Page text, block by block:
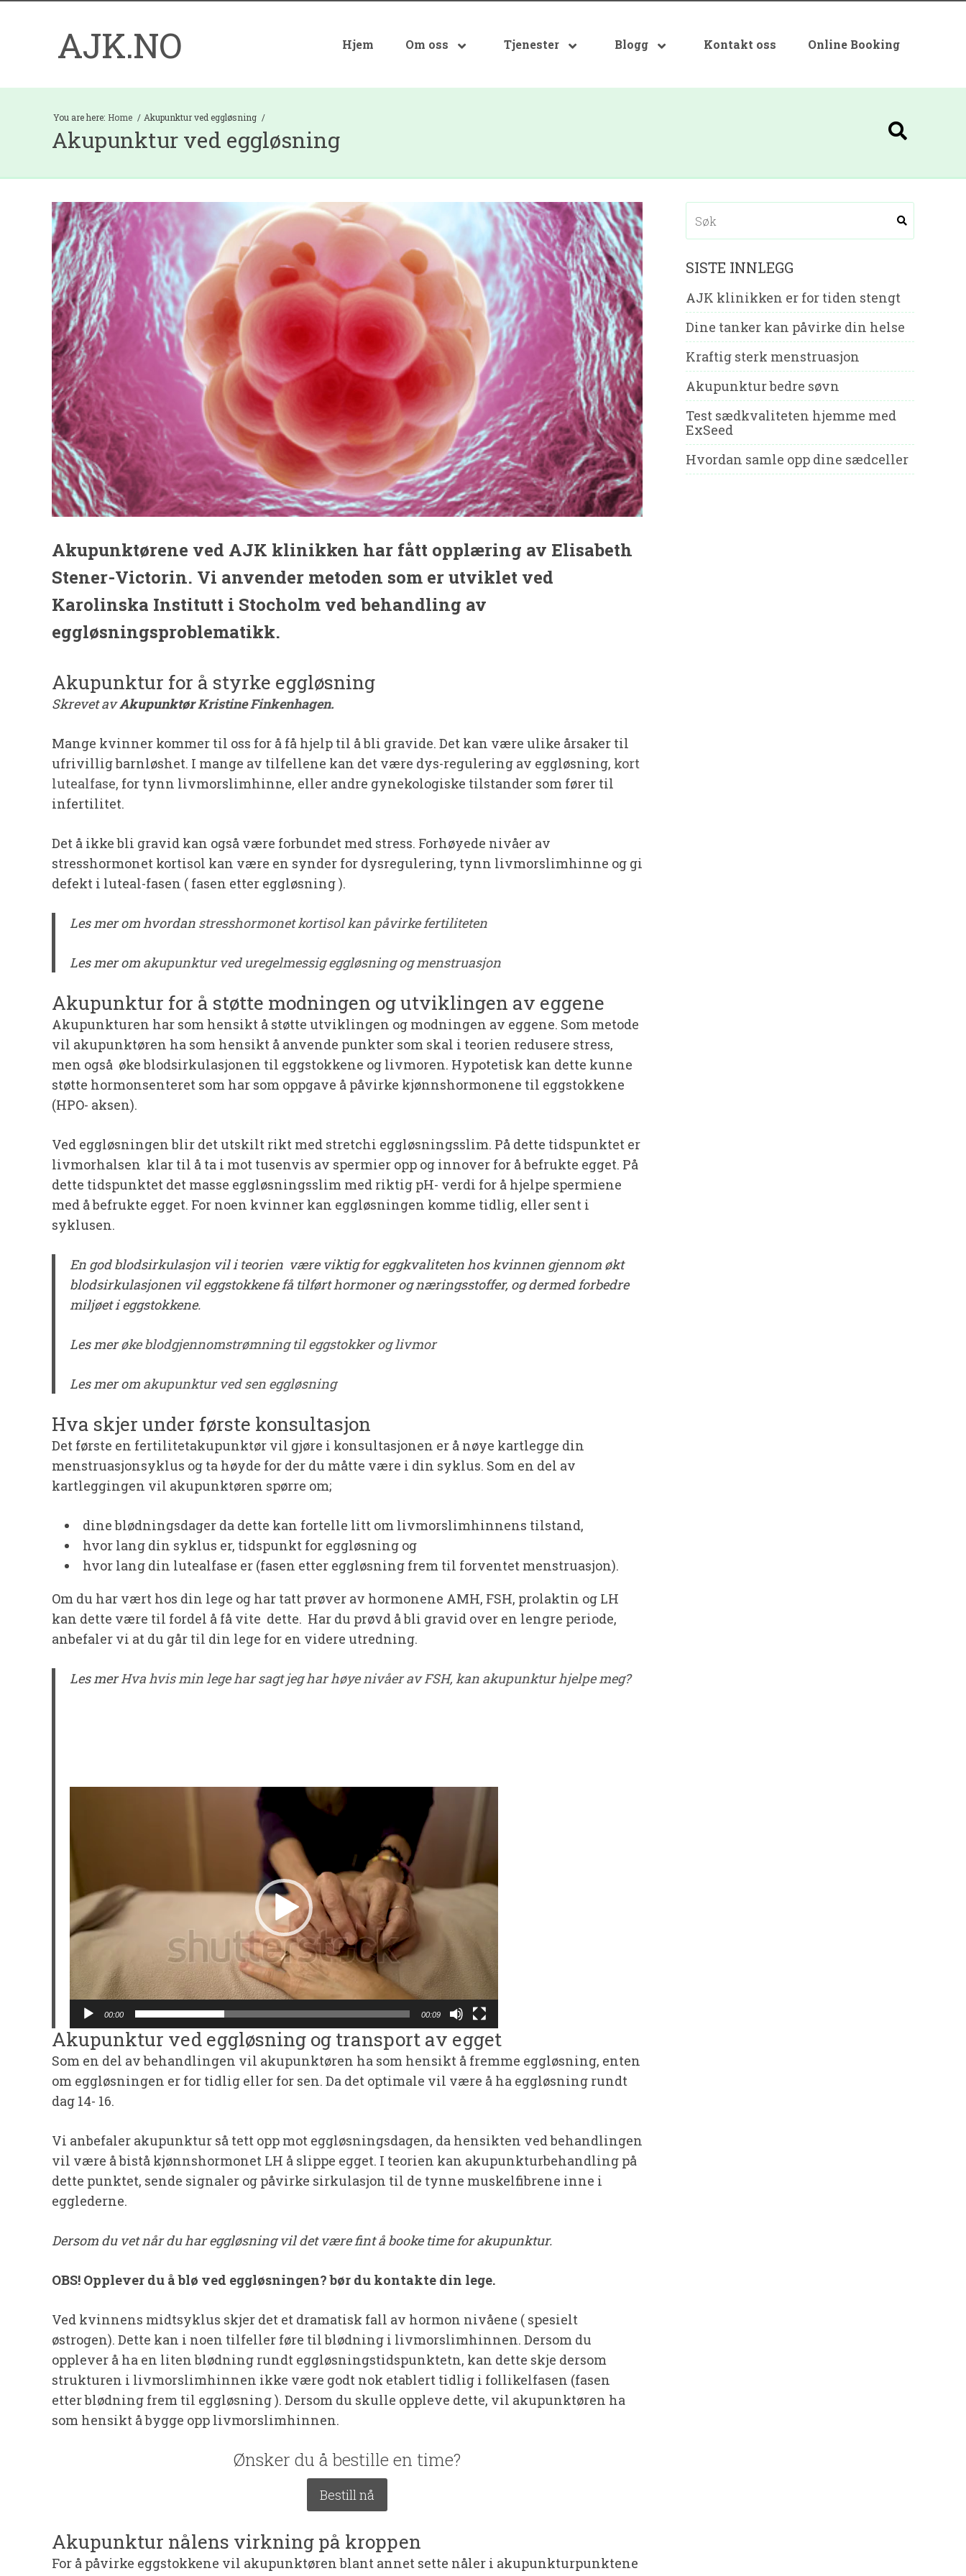
AJK.NO Hjem Om oss Tjenester Blogg Kontakt oss Online Booking
You are here: Home Akupunktur ved eggløsning
Akupunktur ved eggløsning
Akupunktørene ved AJK klinikken har fått opplæring av Elisabeth
Stener-Victorin. Vi anvender metoden som er utviklet ved
Karolinska Institutt i Stocholm ved behandling av
eggløsningsproblematikk.
Akupunktur for å styrke eggløsning
Skrevet avAkupunktørKristine Finkenhagen.
Mange kvinner kommer til oss for å få hjelp til å bli gravide. Det kan være ulike årsaker til
ufrivillig barnløshet. I mange av tilfellene kan det være dys-regulering av eggløsning, kort
lutealfase, for tynn livmorslimhinne, eller andre gynekologiske tilstander som fører til
infertilitet.
Det å ikke bli gravid kan også være forbundet med stress. Forhøyede nivåer av
stresshormonet kortisol kan være en synder for dysregulering, tynn livmorslimhinne og gi
defekt i luteal-fasen ( fasen etter eggløsning ).
Les mer om hvordan stresshormonet kortisol kan påvirke fertiliteten
Les mer om akupunktur ved uregelmessig eggløsning og menstruasjon
Akupunktur for å støtte modningen og utviklingen av eggene
Akupunkturen har som hensikt å støtte utviklingen og modningen av eggene. Som metode
vil akupunktøren ha som hensikt å anvende punkter som skal i teorien redusere stress,
men også øke blodsirkulasjonen til eggstokkene og livmoren. Hypotetisk kan dette kunne
støtte hormonsenteret som har som oppgave å påvirke kjønnshormonene til eggstokkene
(HPO- aksen).
Ved eggløsningen blir det utskilt rikt med stretchi eggløsningsslim. På dette tidspunktet er
livmorhalsen klar til å ta i mot tusenvis av spermier opp og innover for å befrukte egget. På
dette tidspunktet det masse eggløsningsslim med riktig pH- verdi for å hjelpe spermiene
med å befrukte egget. For noen kvinner kan eggløsningen komme tidlig, eller sent i
syklusen.
En god blodsirkulasjon vil i teorien være viktig for eggkvaliteten hos kvinnen gjennom økt
blodsirkulasjonen vil eggstokkene få tilført hormoner og næringsstoffer, og dermed forbedre
miljøet i eggstokkene.
Les merøke blodgjennomstrømning til eggstokker og livmor
Les mer om akupunktur ved sen eggløsning
Hva skjer under første konsultasjon
Det første en fertilitetakupunktør vil gjøre i konsultasjonen er å nøye kartlegge din
menstruasjonsyklus og ta høyde for der du måtte være i din syklus. Som en del av
kartleggingen vil akupunktøren spørre om;
dine blødningsdager da dette kan fortelle litt om livmorslimhinnens tilstand,
hvor lang din syklus er, tidspunkt for eggløsning og
hvor lang din lutealfase er (fasen etter eggløsning frem til forventet menstruasjon).
Om du har vært hos din lege og har tatt prøver av hormonene AMH, FSH, prolaktin og LH
kan dette være til fordel å få vite dette. Har du prøvd å bli gravid over en lengre periode,
anbefaler vi at du går til din lege for en videre utredning.
Les merHva hvis min lege har sagt jeg har høye nivåer av FSH, kan akupunktur hjelpe meg?
00:00 00:09
Akupunktur ved eggløsning og transport av egget
Som en del av behandlingen vil akupunktøren ha som hensikt å fremme eggløsning, enten
om eggløsningen er for tidlig eller for sen. Da det optimale vil være å ha eggløsning rundt
dag 14- 16.
Vi anbefaler akupunktur så tett opp mot eggløsningsdagen, da hensikten ved behandlingen
vil være å bistå kjønnshormonet LH å slippe egget. I teorien kan akupunkturbehandling på
dette punktet, sende signaler og påvirke sirkulasjon til de tynne muskelfibrene inne i
egglederne.
Dersom du vet når du har eggløsning vil det være fint å booke time for akupunktur.
OBS! Opplever du å blø ved eggløsningen? bør du kontakte din lege.
Ved kvinnens midtsyklus skjer det et dramatisk fall av hormon nivåene ( spesielt
østrogen). Dette kan i noen tilfeller føre til blødning i livmorslimhinnen. Dersom du
opplever å ha en liten blødning rundt eggløsningstidspunktetn, kan dette skje dersom
strukturen i livmorslimhinnen ikke være godt nok etablert tidlig i follikelfasen (fasen
etter blødning frem til eggløsning ). Dersom du skulle oppleve dette, vil akupunktøren ha
som hensikt å bygge opp livmorslimhinnen.
Ønsker du å bestille en time?
Bestill nå
Akupunktur nålens virkning på kroppen
For å påvirke eggstokkene vil akupunktøren blant annet sette nåler i akupunkturpunktene
SISTE INNLEGG
AJK klinikken er for tiden stengt
Dine tanker kan påvirke din helse
Kraftig sterk menstruasjon
Akupunktur bedre søvn
Test sædkvaliteten hjemme med
ExSeed
Hvordan samle opp dine sædceller